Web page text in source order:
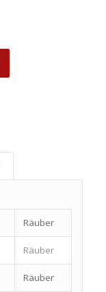
Räuber
Räuber
Räuber